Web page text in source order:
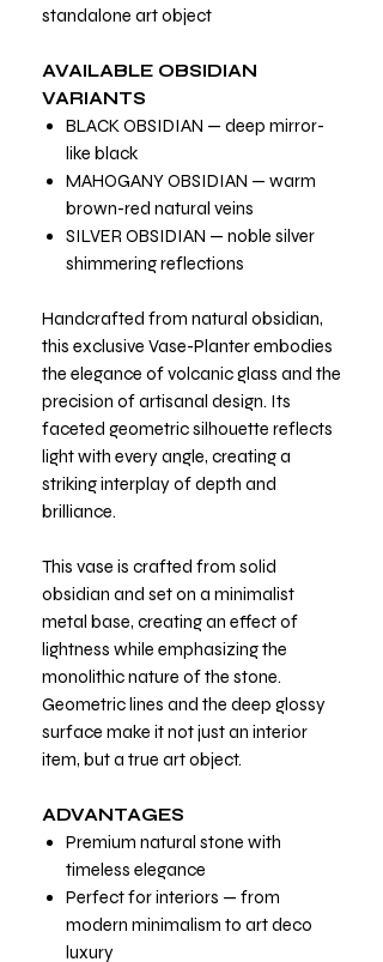
standalone art object
AVAILABLE OBSIDIAN
VARIANTS
BLACK OBSIDIAN — deep mirror-
like black
MAHOGANY OBSIDIAN — warm
brown-red natural veins
SILVER OBSIDIAN — noble silver
shimmering reflections
Handcrafted from natural obsidian,
this exclusive Vase-Planter embodies
the elegance of volcanic glass and the
precision of artisanal design. Its
faceted geometric silhouette reflects
light with every angle, creating a
striking interplay of depth and
brilliance.
This vase is crafted from solid
obsidian and set on a minimalist
metal base, creating an effect of
lightness while emphasizing the
monolithic nature of the stone.
Geometric lines and the deep glossy
surface make it not just an interior
item, but a true art object.
ADVANTAGES
Premium natural stone with
timeless elegance
Perfect for interiors — from
modern minimalism to art deco
luxury